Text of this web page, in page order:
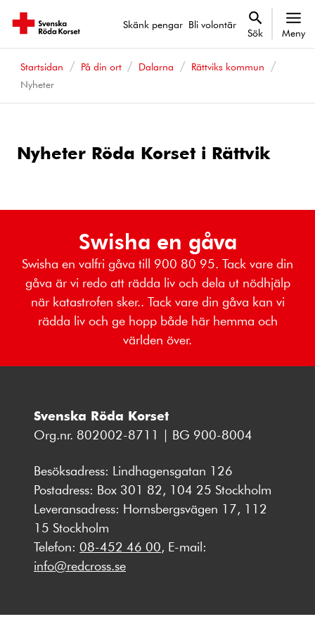
Skänk pengar Bli volontär
Sök Meny
Startsidan På din ort Dalarna
Rättviks kommun
Nyheter
Nyheter Röda Korset i Rättvik
Swisha en gåva
Swisha en valfri gåva till 900 80 95. Tack vare din
gåva är vi redo att rädda liv och dela ut nödhjälp
när katastrofen sker.. Tack vare din gåva kan vi
rädda liv och ge hopp både här hemma och
världen över.
Svenska Röda Korset
Org.nr. 802002-8711 | BG 900-8004
Besöksadress: Lindhagensgatan 126
Postadress: Box 301 82, 104 25 Stockholm
Leveransadress: Hornsbergsvägen 17, 112
15 Stockholm
Telefon: 08-452 46 00, E-mail:
info@redcross.se